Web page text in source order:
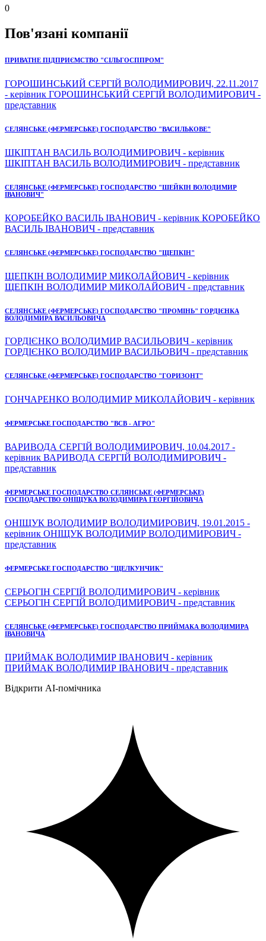
0
Пов'язані компанії
ПРИВАТНЕ ПІДПРИЄМСТВО "СІЛЬГОСППРОМ"
ГОРОШИНСЬКИЙ СЕРГІЙ ВОЛОДИМИРОВИЧ, 22.11.2017
- керівник ГОРОШИНСЬКИЙ СЕРГІЙ ВОЛОДИМИРОВИЧ -
представник
СЕЛЯНСЬКЕ (ФЕРМЕРСЬКЕ) ГОСПОДАРСТВО "ВАСИЛЬКОВЕ"
ШКІПТАН ВАСИЛЬ ВОЛОДИМИРОВИЧ - керівник
ШКІПТАН ВАСИЛЬ ВОЛОДИМИРОВИЧ - представник
СЕЛЯНСЬКЕ (ФЕРМЕРСЬКЕ) ГОСПОДАРСТВО "ШЕЙКІН ВОЛОДИМИР
ІВАНОВИЧ"
КОРОБЕЙКО ВАСИЛЬ ІВАНОВИЧ - керівник КОРОБЕЙКО
ВАСИЛЬ ІВАНОВИЧ - представник
СЕЛЯНСЬКЕ (ФЕРМЕРСЬКЕ) ГОСПОДАРСТВО "ЩЕПКІН"
ЩЕПКІН ВОЛОДИМИР МИКОЛАЙОВИЧ - керівник
ЩЕПКІН ВОЛОДИМИР МИКОЛАЙОВИЧ - представник
СЕЛЯНСЬКЕ (ФЕРМЕРСЬКЕ) ГОСПОДАРСТВО "ПРОМІНЬ" ГОРДІЄНКА
ВОЛОДИМИРА ВАСИЛЬОВИЧА
ГОРДІЄНКО ВОЛОДИМИР ВАСИЛЬОВИЧ - керівник
ГОРДІЄНКО ВОЛОДИМИР ВАСИЛЬОВИЧ - представник
СЕЛЯНСЬКЕ (ФЕРМЕРСЬКЕ) ГОСПОДАРСТВО "ГОРИЗОНТ"
ГОНЧАРЕНКО ВОЛОДИМИР МИКОЛАЙОВИЧ - керівник
ФЕРМЕРСЬКЕ ГОСПОДАРСТВО "ВСВ - АГРО"
ВАРИВОДА СЕРГІЙ ВОЛОДИМИРОВИЧ, 10.04.2017 -
керівник ВАРИВОДА СЕРГІЙ ВОЛОДИМИРОВИЧ -
представник
ФЕРМЕРСЬКЕ ГОСПОДАРСТВО СЕЛЯНСЬКЕ (ФЕРМЕРСЬКЕ)
ГОСПОДАРСТВО ОНІЩУКА ВОЛОДИМИРА ГЕОРГІЙОВИЧА
ОНІЩУК ВОЛОДИМИР ВОЛОДИМИРОВИЧ, 19.01.2015 -
керівник ОНІЩУК ВОЛОДИМИР ВОЛОДИМИРОВИЧ -
представник
ФЕРМЕРСЬКЕ ГОСПОДАРСТВО "ЩЕЛКУНЧИК"
СЕРЬОГІН СЕРГІЙ ВОЛОДИМИРОВИЧ - керівник
СЕРЬОГІН СЕРГІЙ ВОЛОДИМИРОВИЧ - представник
СЕЛЯНСЬКЕ (ФЕРМЕРСЬКЕ) ГОСПОДАРСТВО ПРИЙМАКА ВОЛОДИМИРА
ІВАНОВИЧА
ПРИЙМАК ВОЛОДИМИР ІВАНОВИЧ - керівник
ПРИЙМАК ВОЛОДИМИР ІВАНОВИЧ - представник
Відкрити AI-помічника